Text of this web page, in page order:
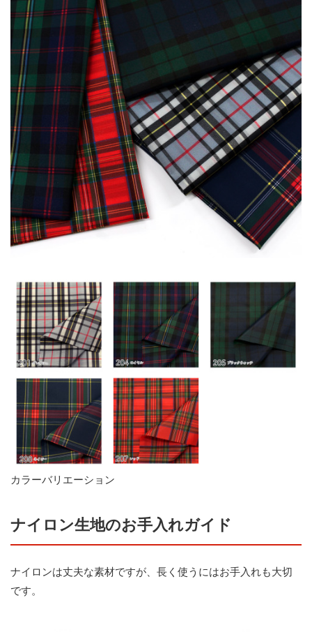
カラーバリエーション
ナイロン生地のお手入れガイド
ナイロンは丈夫な素材ですが、長く使うにはお手入れも大切
です。